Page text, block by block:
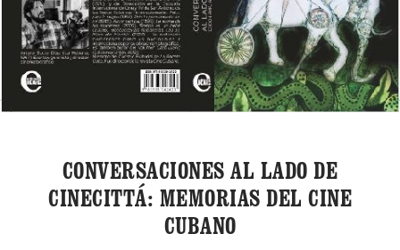
CONVERSACIONES AL LADO DE
CINECITTÁ: MEMORIAS DEL CINE
CUBANO